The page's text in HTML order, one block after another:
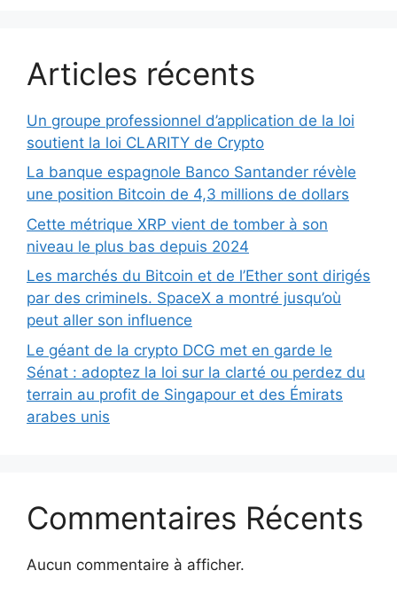
Articles récents
Un groupe professionnel d’application de la loi
soutient la loi CLARITY de Crypto
La banque espagnole Banco Santander révèle
une position Bitcoin de 4,3 millions de dollars
Cette métrique XRP vient de tomber à son
niveau le plus bas depuis 2024
Les marchés du Bitcoin et de l’Ether sont dirigés
par des criminels. SpaceX a montré jusqu’où
peut aller son influence
Le géant de la crypto DCG met en garde le
Sénat : adoptez la loi sur la clarté ou perdez du
terrain au profit de Singapour et des Émirats
arabes unis
Commentaires Récents
Aucun commentaire à afficher.